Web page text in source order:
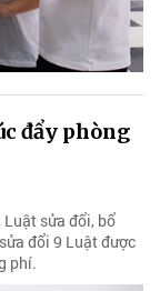
đẩy phòng
sửa đổi, bổ
đổi 9 Luật được
phí.